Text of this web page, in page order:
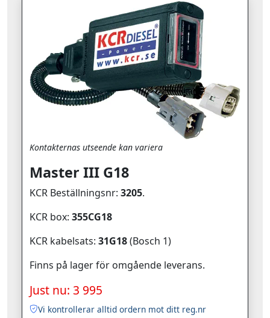
Kontakternas utseende kan variera
Master III G18
KCR Beställningsnr: 3205.
KCR box: 355CG18
KCR kabelsats: 31G18(Bosch 1)
Finns på lager för omgående leverans.
Just nu: 3 995
Vi kontrollerar alltid ordern mot ditt reg.nr